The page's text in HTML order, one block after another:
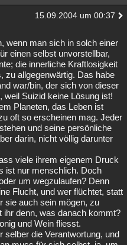
15.09.2004 um 00:37
wenn man sich in solch einer
einen selbst unvorstellbar,
die innerliche Kraftlosigkeit
zu allgegenwärtig. Das habe
war/bin, der sich von dieser
weil Suizid keine Lösung ist!
Planeten, das Leben ist
oft so erscheinen mag. Jeder
und seine persönliche
darin, nicht völlig darunter
viele ihrem eigenem Druck
ist nur menschlich. Doch
um wegzulaufen? Denn
Flucht, und wer flüchtet, statt
sie auch sein mögen, zu
ihr denn, was danach kommt?
und Wein fliesst.
selber die Verantwortung, und